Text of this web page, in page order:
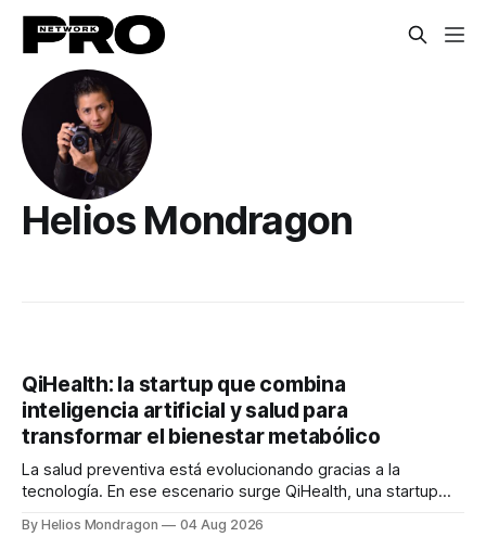
Helios Mondragon
QiHealth: la startup que combina
inteligencia artificial y salud para
transformar el bienestar metabólico
La salud preventiva está evolucionando gracias a la
tecnología. En ese escenario surge QiHealth, una startup
By Helios Mondragon 04 Aug 2026